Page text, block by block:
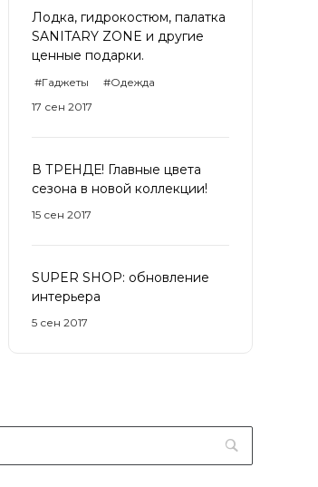
Лодка, гидрокостюм, палатка
SANITARY ZONE и другие
ценные подарки.
#Гаджеты
#Одежда
17 сен 2017
В ТРЕНДЕ! Главные цвета
сезона в новой коллекции!
15 сен 2017
SUPER SHOP: обновление
интерьера
5 сен 2017